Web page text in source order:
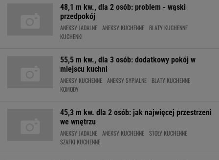
48,1 m kw., dla 2 osób: problem - wąski
przedpokój
ANEKSY JADALNE ANEKSY KUCHENNE
BLATY KUCHENNE
KUCHENKI
55,5 m kw., dla 3 osób: dodatkowy pokój w
miejscu kuchni
ANEKSY KUCHENNE ANEKSY SYPIALNE
BLATY KUCHENNE
KOMODY
45,3 m kw. dla 2 osób: jak najwięcej przestrzeni
we wnętrzu
ANEKSY JADALNE ANEKSY KUCHENNE STOŁY KUCHENNE
SZAFKI KUCHENNE